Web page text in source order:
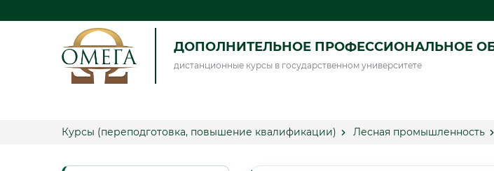
ДОПОЛНИТЕЛЬНОЕ ПРОФЕССИОНАЛЬНОЕ
дистанционные курсы в государственном университете
Курсы (переподготовка, повышение квалификации) Лесная промышленность